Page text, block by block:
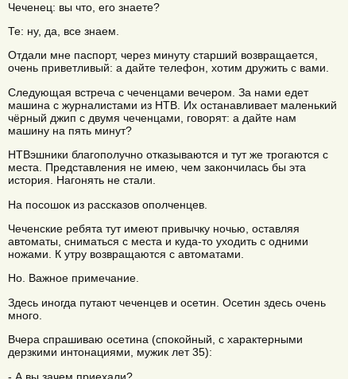
Чеченец: вы что, его знаете?
Те: ну, да, все знаем.
Отдали мне паспорт, через минуту старший возвращается,
очень приветливый: а дайте телефон, хотим дружить с вами.
Следующая встреча с чеченцами вечером. За нами едет
машина с журналистами из НТВ. Их останавливает маленький
чёрный джип с двумя чеченцами, говорят: а дайте нам
машину на пять минут?
НТВэшники благополучно отказываются и тут же трогаются с
места. Представления не имею, чем закончилась бы эта
история. Нагонять не стали.
На посошок из рассказов ополченцев.
Чеченские ребята тут имеют привычку ночью, оставляя
автоматы, сниматься с места и куда-то уходить с одними
ножами. К утру возвращаются с автоматами.
Но. Важное примечание.
Здесь иногда путают чеченцев и осетин. Осетин здесь очень
много.
Вчера спрашиваю осетина (спокойный, с характерными
дерзкими интонациями, мужик лет 35):
- А вы зачем приехали?